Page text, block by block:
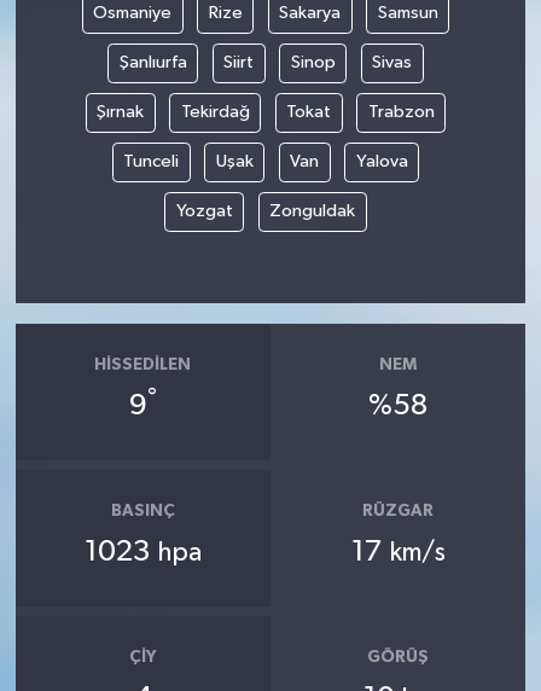
Osmaniye Rize Sakarya Samsun
Şanlıurfa Siirt Sinop Sivas
Şırnak Tekirdağ Tokat Trabzon
Tunceli Uşak Van Yalova
Yozgat Zonguldak
HISSEDILEN
9°
NEM
%58
BASINÇ
1023 hpa
RÜZGAR
17 km/s
ÇIY GÖRÜŞ